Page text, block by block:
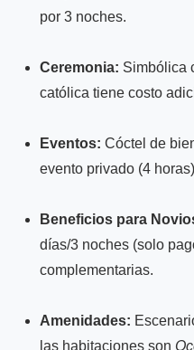
por 3 noches.
Ceremonia: Simbólica
católica tiene costo
Eventos: Cóctel de
evento privado (4
Beneficios para
días/3 noches (solo
complementarias.
Amenidades:
las habitaciones son